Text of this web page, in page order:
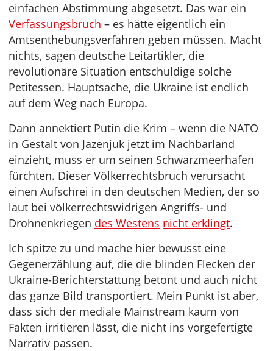
einfachen Abstimmung abgesetzt. Das war ein
Verfassungsbruch – es hätte eigentlich ein
Amtsenthebungsverfahren geben müssen. Macht
nichts, sagen deutsche Leitartikler, die
revolutionäre Situation entschuldige solche
Petitessen. Hauptsache, die Ukraine ist endlich
auf dem Weg nach Europa.
Dann annektiert Putin die Krim – wenn die NATO
in Gestalt von Jazenjuk jetzt im Nachbarland
einzieht, muss er um seinen Schwarzmeerhafen
fürchten. Dieser Völkerrechtsbruch verursacht
einen Aufschrei in den deutschen Medien, der so
laut bei völkerrechtswidrigen Angriffs- und
Drohnenkriegen des Westens nicht erklingt.
Ich spitze zu und mache hier bewusst eine
Gegenerzählung auf, die die blinden Flecken der
Ukraine-Berichterstattung betont und auch nicht
das ganze Bild transportiert. Mein Punkt ist aber,
dass sich der mediale Mainstream kaum von
Fakten irritieren lässt, die nicht ins vorgefertigte
Narrativ passen.